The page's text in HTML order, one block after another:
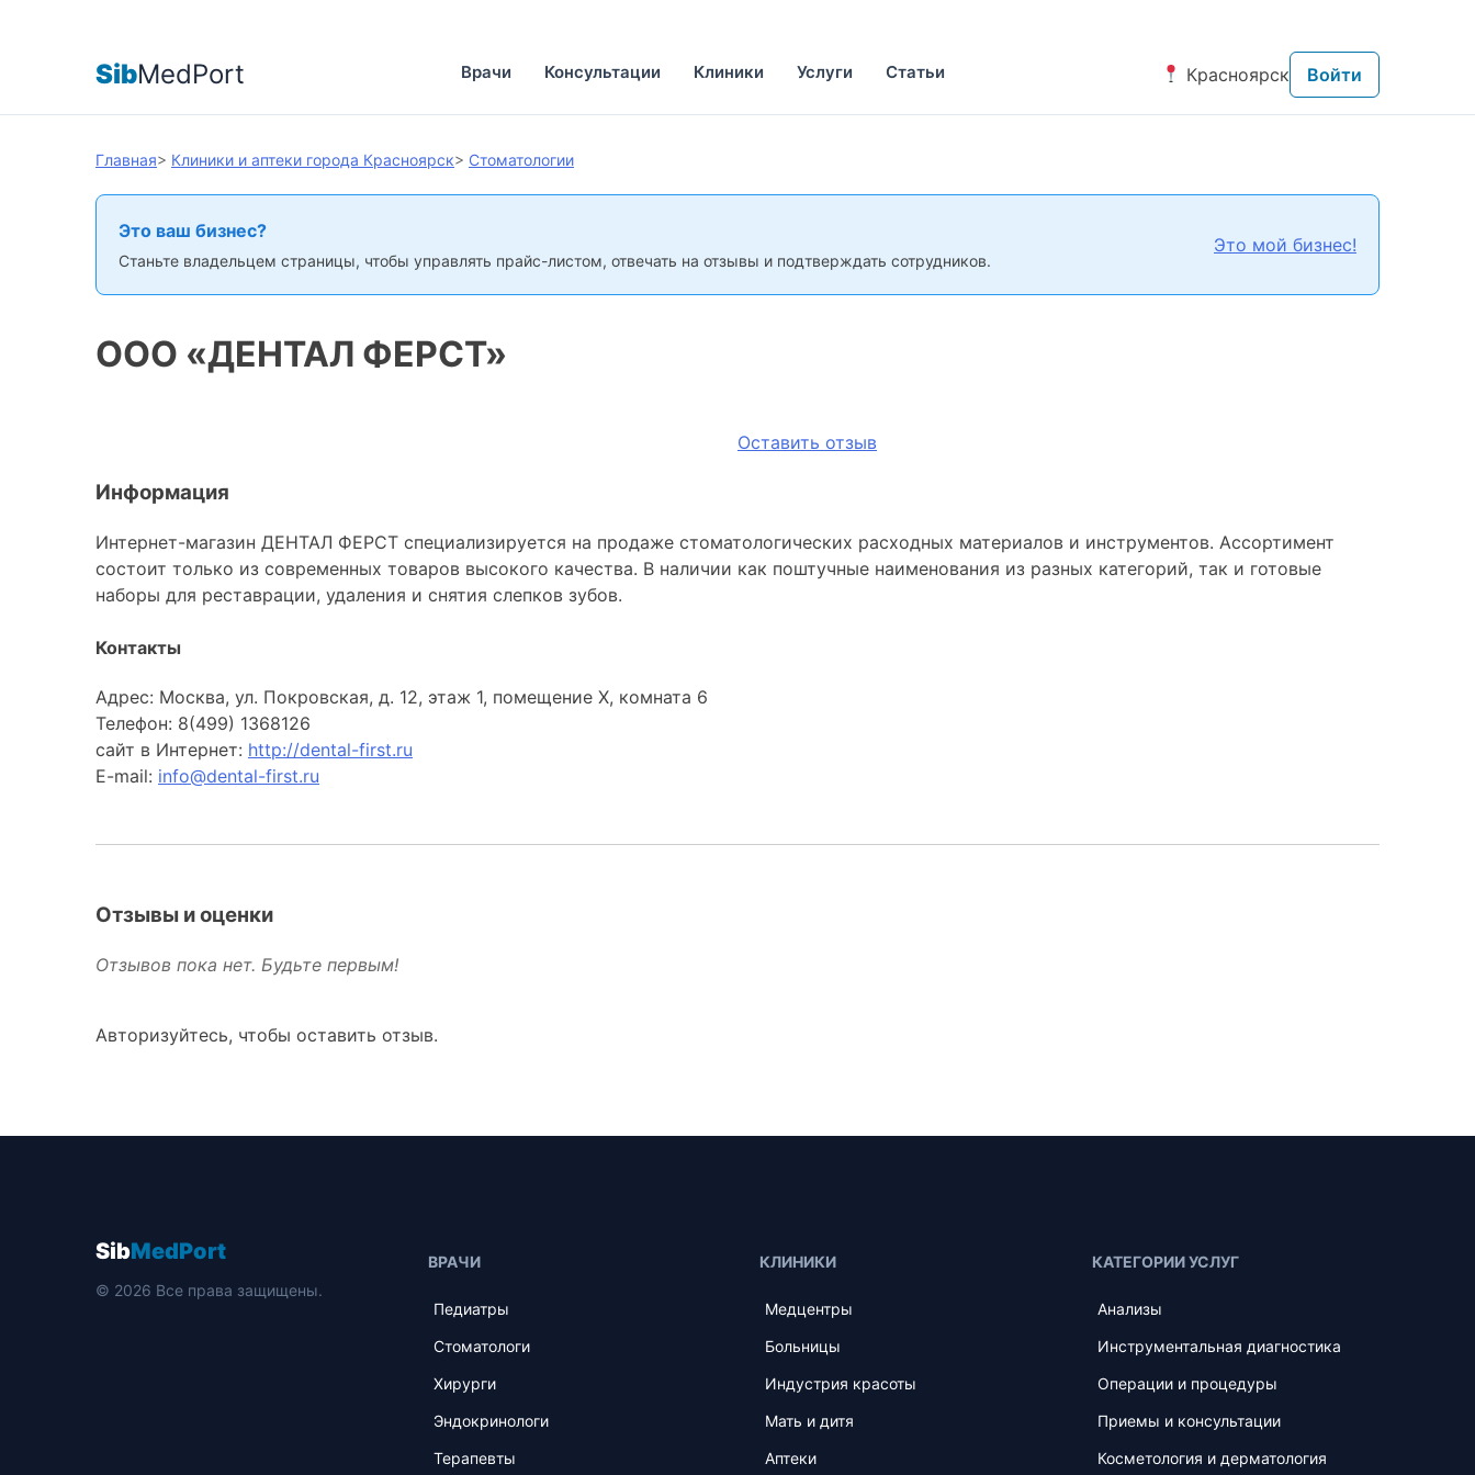
SibMedPort Врачи Консультации Клиники Услуги Статьи Красноярск Войти
Главная> Клиники и аптеки города Красноярск> Стоматологии
Это ваш бизнес?
Станьте владельцем страницы, чтобы управлять прайс-листом, отвечать на отзывы и подтверждать сотрудников.
Это мой бизнес!
ООО «ДЕНТАЛ ФЕРСТ»
Оставить отзыв
Информация
Интернет-магазин ДЕНТАЛ ФЕРСТ специализируется на продаже стоматологических расходных материалов и инструментов. Ассортимент
состоит только из современных товаров высокого качества. В наличии как поштучные наименования из разных категорий, так и готовые
наборы для реставрации, удаления и снятия слепков зубов.
Контакты
Адрес: Москва, ул. Покровская, д. 12, этаж 1, помещение Х, комната 6
Телефон: 8(499) 1368126
сайт в Интернет: http://dental-first.ru
E-mail: info@dental-first.ru
Отзывы и оценки
Отзывов пока нет. Будьте первым!
Авторизуйтесь, чтобы оставить отзыв.
SibMedPort
© 2026 Все права защищены.
ВРАЧИ
Педиатры
Стоматологи
Хирурги
Эндокринологи
Терапевты
КЛИНИКИ
Медцентры
Больницы
Индустрия красоты
Мать и дитя
Аптеки
КАТЕГОРИИ УСЛУГ
Анализы
Инструментальная диагностика
Операции и процедуры
Приемы и консультации
Косметология и дерматология